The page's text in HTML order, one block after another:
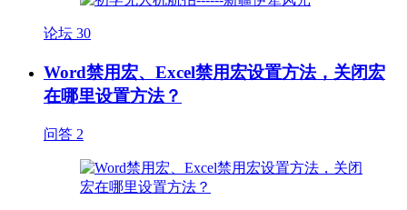
论坛 30
Word禁用宏、Excel禁用宏设置方法，关闭宏
在哪里设置方法？
问答 2